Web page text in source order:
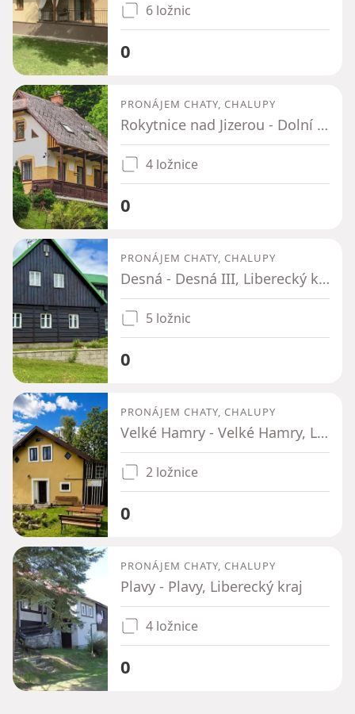
6 ložnic
0
PRONÁJEM CHATY, CHALUPY
Rokytnice nad Jizerou - Dolní Rokytnice, Liberecký kraj
4 ložnice
0
PRONÁJEM CHATY, CHALUPY
Desná - Desná III, Liberecký kraj
5 ložnic
0
PRONÁJEM CHATY, CHALUPY
Velké Hamry - Velké Hamry, Liberecký kraj
2 ložnice
0
PRONÁJEM CHATY, CHALUPY
Plavy - Plavy, Liberecký kraj
4 ložnice
0